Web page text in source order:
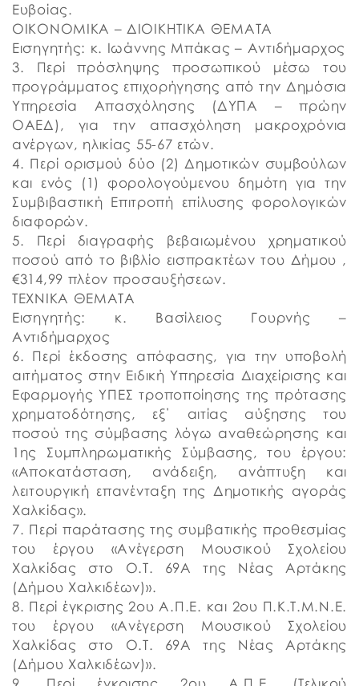
Ευβοίας.
ΟΙΚΟΝΟΜΙΚΑ – ΔΙΟΙΚΗΤΙΚΑ ΘΕΜΑΤΑ
Εισηγητής: κ. Ιωάννης Μπάκας – Αντιδήμαρχος
3. Περί πρόσληψης προσωπικού μέσω του
προγράμματος επιχορήγησης από την Δημόσια
Υπηρεσία Απασχόλησης (ΔΥΠΑ – πρώην
ΟΑΕΔ), για την απασχόληση μακροχρόνια
ανέργων, ηλικίας 55-67 ετών.
4. Περί ορισμού δύο (2) Δημοτικών συμβούλων
και ενός (1) φορολογούμενου δημότη για την
Συμβιβαστική Επιτροπή επίλυσης φορολογικών
διαφορών.
5. Περί διαγραφής βεβαιωμένου χρηματικού
ποσού από το βιβλίο εισπρακτέων του Δήμου ,
€314,99 πλέον προσαυξήσεων.
ΤΕΧΝΙΚΑ ΘΕΜΑΤΑ
Εισηγητής: κ. Βασίλειος Γουρνής –
Αντιδήμαρχος
6. Περί έκδοσης απόφασης, για την υποβολή
αιτήματος στην Ειδική Υπηρεσία Διαχείρισης και
Εφαρμογής ΥΠΕΣ τροποποίησης της πρότασης
χρηματοδότησης, εξ΄ αιτίας αύξησης του
ποσού της σύμβασης λόγω αναθεώρησης και
1ης Συμπληρωματικής Σύμβασης, του έργου:
«Aποκατάσταση, ανάδειξη, ανάπτυξη και
λειτουργική επανένταξη της Δημοτικής αγοράς
Χαλκίδας».
7. Περί παράτασης της συμβατικής προθεσμίας
του έργου «Ανέγερση Μουσικού Σχολείου
Χαλκίδας στο Ο.Τ. 69Α της Νέας Αρτάκης
(Δήμου Χαλκιδέων)».
8. Περί έγκρισης 2ου Α.Π.Ε. και 2ου Π.Κ.Τ.Μ.Ν.Ε.
του έργου «Ανέγερση Μουσικού Σχολείου
Χαλκίδας στο Ο.Τ. 69Α της Νέας Αρτάκης
(Δήμου Χαλκιδέων)».